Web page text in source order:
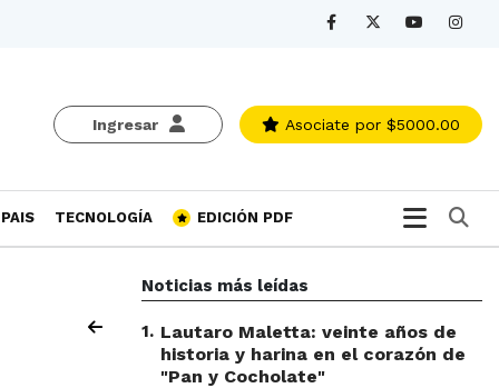
Ingresar Asociate por $5000.00
PAIS TECNOLOGÍA EDICIÓN PDF
Noticias más leídas
1. Lautaro Maletta: veinte años de
historia y harina en el corazón de
"Pan y Cocholate"